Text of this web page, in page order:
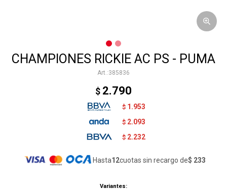
CHAMPIONES RICKIE AC PS - PUMA
385836
$ 2.790
$ 1.953
$ 2.093
$ 2.232
Hasta12cuotas sin recargo de$ 233
Variantes: